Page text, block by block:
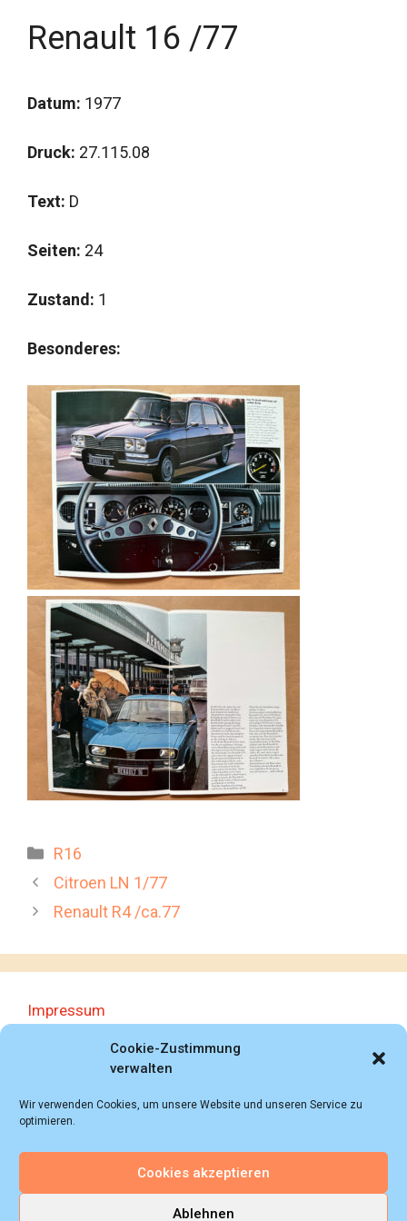
Cookie-Zustimmung
verwalten
Wir verwenden Cookies, um unsere Website und unseren Service zu
optimieren.
Cookies akzeptieren
Ablehnen
Renault 16 /77
Datum: 1977
Druck: 27.115.08
Text: D
Seiten: 24
Zustand: 1
Besonderes:
Kategorien
R16
Citroen LN 1/77
Renault R4 /ca.77
Impressum
Datenschutzerklärung
© 2018 - 2026 Autoprospektesammlung (Bernd